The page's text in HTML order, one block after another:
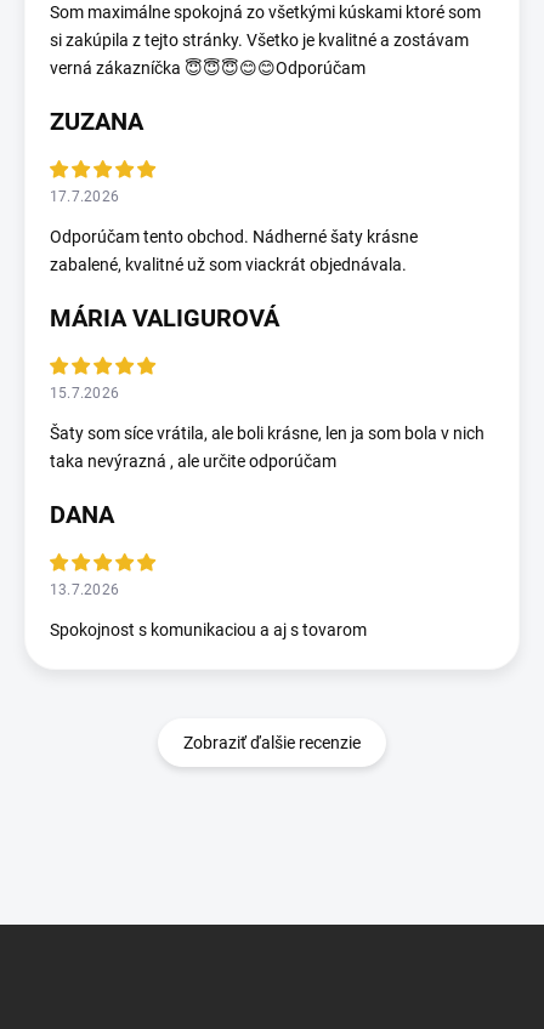
Som maximálne spokojná zo všetkými kúskami ktoré som
si zakúpila z tejto stránky. Všetko je kvalitné a zostávam
verná zákazníčka 😇😇😇😊😊Odporúčam
ZUZANA
17.7.2026
Odporúčam tento obchod. Nádherné šaty krásne
zabalené, kvalitné už som viackrát objednávala.
MÁRIA VALIGUROVÁ
15.7.2026
Šaty som síce vrátila, ale boli krásne, len ja som bola v nich
taka nevýrazná , ale určite odporúčam
DANA
13.7.2026
Spokojnost s komunikaciou a aj s tovarom
Zobraziť ďalšie recenzie